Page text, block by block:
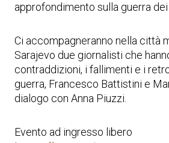
approfondimento sulla guerra dei
Ci accompagneranno nella città
Sarajevo due giornalisti che
contraddizioni, i fallimenti e i
guerra, Francesco Battistini e
dialogo con Anna Piuzzi.
Evento ad ingresso libero